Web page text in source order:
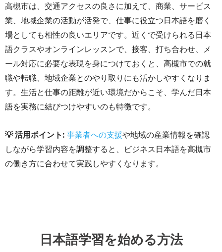
高槻市は、交通アクセスの良さに加えて、商業、サービス
業、地域企業の活動が活発で、仕事に役立つ日本語を磨く
場としても相性の良いエリアです。近くで受けられる日本
語クラスやオンラインレッスンで、接客、打ち合わせ、メ
ール対応に必要な表現を身につけておくと、高槻市での就
職や転職、地域企業とのやり取りにも活かしやすくなりま
す。生活と仕事の距離が近い環境だからこそ、学んだ日本
語を実務に結びつけやすいのも特徴です。
💡 活用ポイント: 事業者への支援や地域の産業情報を確認
しながら学習内容を調整すると、ビジネス日本語を高槻市
の働き方に合わせて実践しやすくなります。
日本語学習を始める方法